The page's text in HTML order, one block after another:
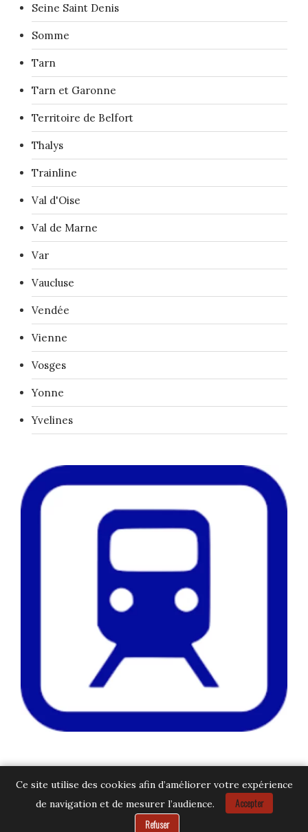
Seine Saint Denis
Somme
Tarn
Tarn et Garonne
Territoire de Belfort
Thalys
Trainline
Val d'Oise
Val de Marne
Var
Vaucluse
Vendée
Vienne
Vosges
Yonne
Yvelines
Ce site utilise des cookies afin d’améliorer votre expérience
de navigation et de mesurer l’audience.
Accepter
Refuser